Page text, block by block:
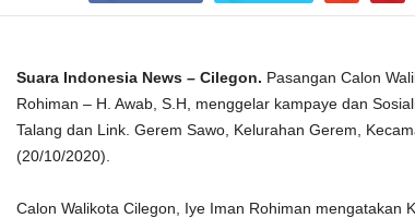
Suara Indonesia News – Cilegon. Pasangan Calon
Rohiman – H. Awab, S.H, menggelar kampaye dan
Talang dan Link. Gerem Sawo, Kelurahan Gerem,
(20/10/2020).
Calon Walikota Cilegon, Iye Iman Rohiman mengatakan